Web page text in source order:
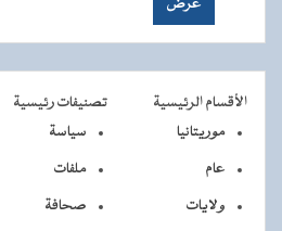
الأقسام الرئيسية تصنيفات رئيسية
موريتانيا
عام
ولايات
سياسة
ملفات
صحافة